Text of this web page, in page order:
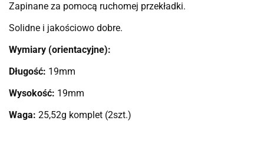
Zapinane za pomocą ruchomej przekładki.
Solidne i jakościowo dobre.
Wymiary (orientacyjne):
Długość: 19mm
Wysokość: 19mm
Waga: 25,52g komplet (2szt.)